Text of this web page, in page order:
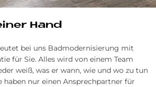
Hand
bei uns Badmodernisierung mit
für Sie. Alles wird von einem Team
weiß, was er wann, wie und wo zu tun
haben nur einen Ansprechpartner für